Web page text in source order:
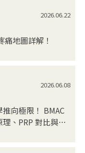
2026.06.22
地圖詳解！
2026.06.08
向極限！ BMAC
、PRP 對比與安